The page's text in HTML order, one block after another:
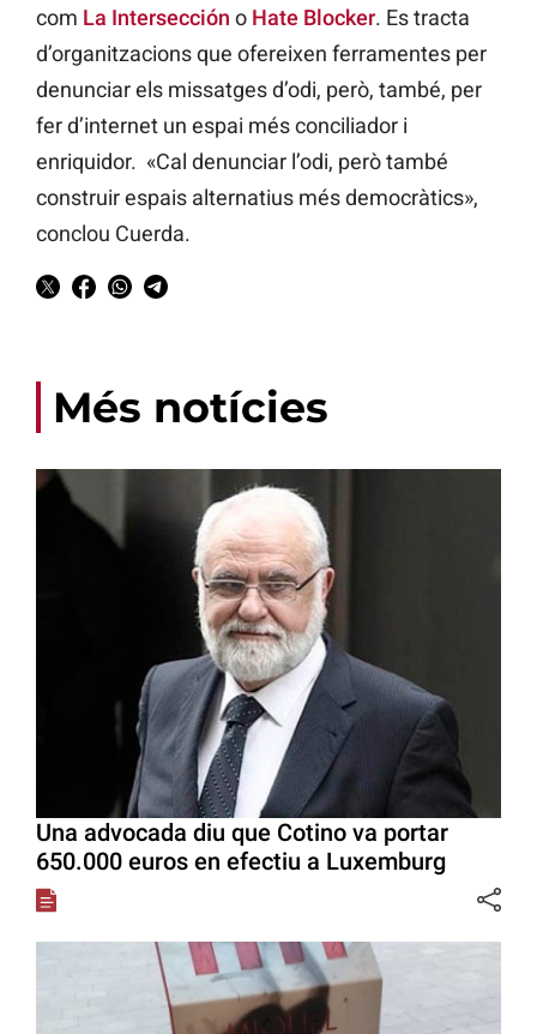
com La Intersección o Hate Blocker. Es tracta
d’organitzacions que ofereixen ferramentes per
denunciar els missatges d’odi, però, també, per
fer d’internet un espai més conciliador i
enriquidor. «Cal denunciar l’odi, però també
construir espais alternatius més democràtics»,
conclou Cuerda.
Més notícies
Una advocada diu que Cotino va portar
650.000 euros en efectiu a Luxemburg